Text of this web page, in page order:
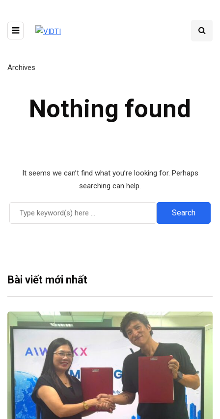
Archives
Nothing found
It seems we can’t find what you’re looking for. Perhaps
searching can help.
Bài viết mới nhất